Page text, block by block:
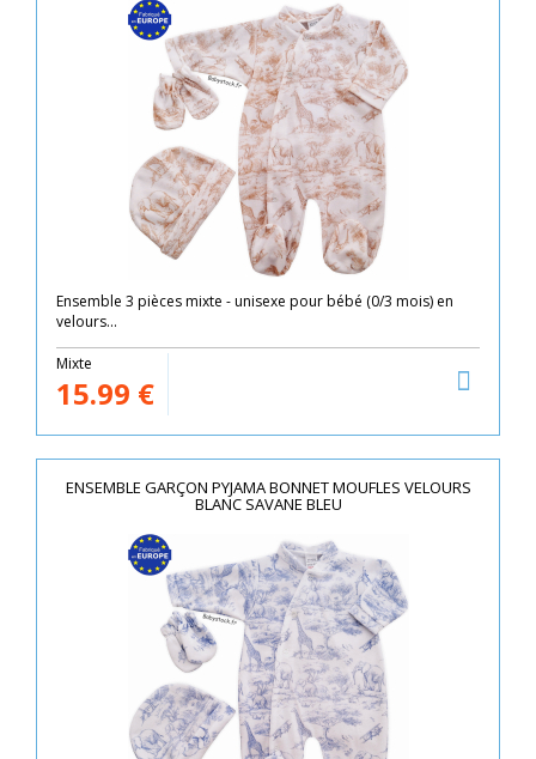
Ensemble 3 pièces mixte - unisexe pour bébé (0/3 mois) en
velours...
Mixte
15.99 €
ENSEMBLE GARÇON PYJAMA BONNET MOUFLES VELOURS
BLANC SAVANE BLEU